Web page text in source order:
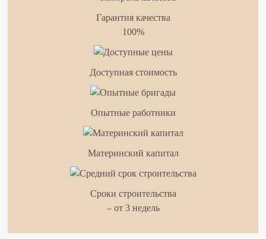
Гарантия качества
100%
Доступная стоимость
Опытные работники
Материнский капитал
Сроки строительства
– от 3 недель